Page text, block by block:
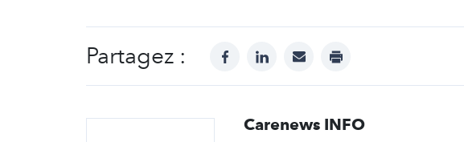
Partagez : facebooklinkedinmail print
Carenews INFO